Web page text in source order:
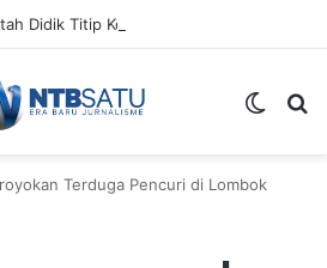
Terduga Pencuri di Lombok